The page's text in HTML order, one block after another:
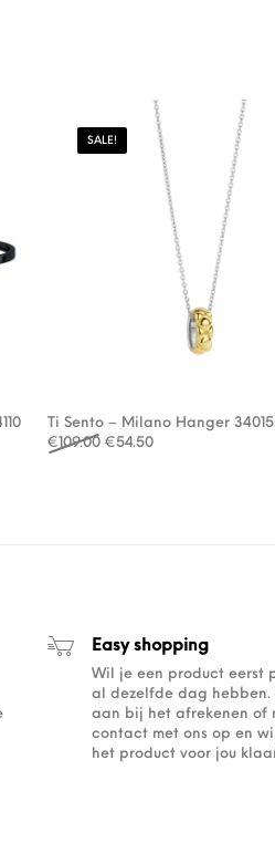
SALE!
Ti Sento – Milano Hanger
€109.00 Oorspronkelijke prijs
€54.50Huidige prijs is:
Easy shopping
Wil je een product eerst
al dezelfde dag hebben.
aan bij het afrekenen of
contact met ons op en
het product voor jou